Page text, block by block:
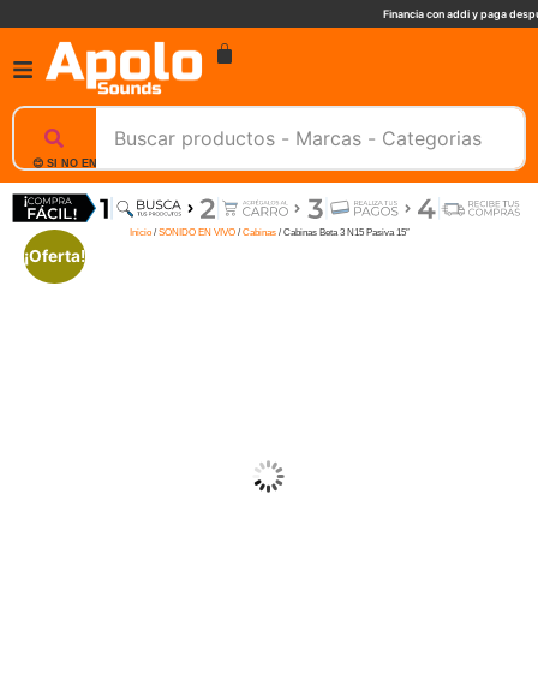
Financia con addi y paga
😊 SI NO ENCUENTRAS UN PRODUCTO, NOSOTROS TE AYUDAMOS, ESCRIBENOS. 📲
Inicio/ SONIDO EN VIVO/ Cabinas/ Cabinas Beta 3 N15 Pasiva 15″
¡Oferta!